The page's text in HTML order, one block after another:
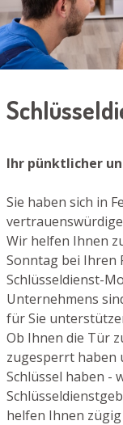
Ihr pünktlicher
Sie haben sich in
Wir helfen Ihnen
Sonntag bei Ihren
Schlüsseldienst-
Unternehmens
für Sie
Ob Ihnen die Tür
zugesperrt haben
Schlüssel haben -
helfen Ihnen